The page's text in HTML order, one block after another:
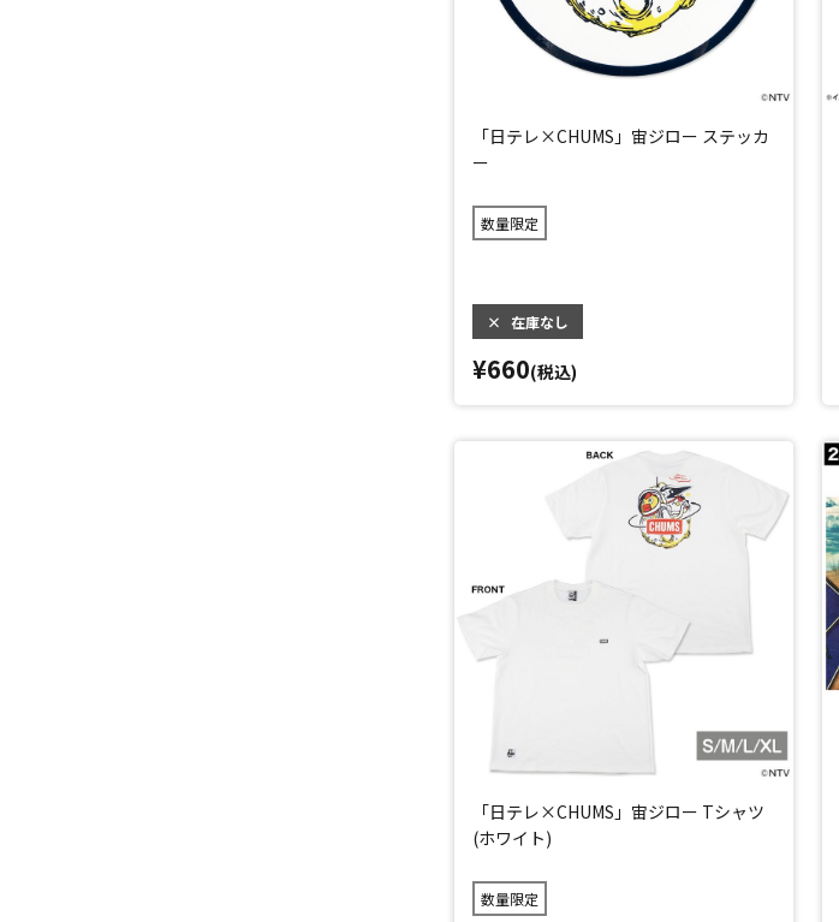
「日テレ×CHUMS」宙ジロー ステッカ
ー
数量限定
× 在庫なし
¥660(税込)
「日テレ×CHUMS」宙ジロー Tシャツ
(ホワイト)
数量限定